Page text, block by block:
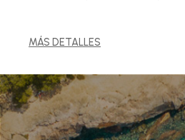
MÁS DETALLES